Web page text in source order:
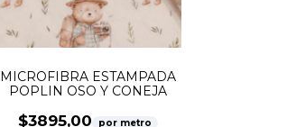
MICROFIBRA ESTAMPADA
POPLIN OSO Y CONEJA
$3895,00 por metro